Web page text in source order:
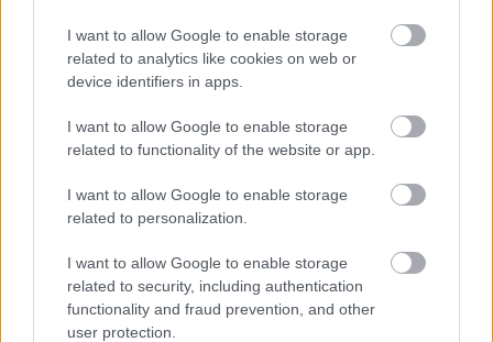
I want to allow Google to enable storage
related to analytics like cookies on web or
device identifiers in apps.
I want to allow Google to enable storage
related to functionality of the website or app.
I want to allow Google to enable storage
related to personalization.
I want to allow Google to enable storage
related to security, including authentication
functionality and fraud prevention, and other
user protection.